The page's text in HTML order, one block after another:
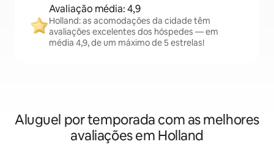
Avaliação média: 4,9
Holland: as acomodações da cidade têm
avaliações excelentes dos hóspedes — em
média 4,9, de um máximo de 5 estrelas!
Aluguel por temporada com as melhores
avaliações em Holland